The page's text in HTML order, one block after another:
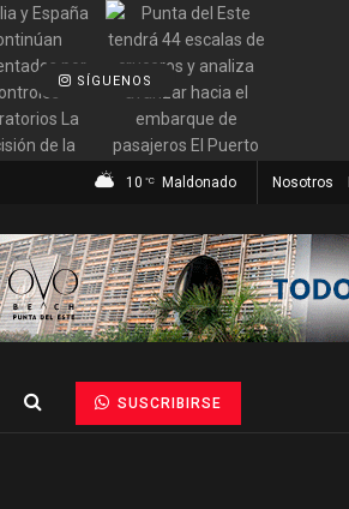
SÍGUENOS
10 °C Maldonado Nosotros
SUSCRIBIRSE